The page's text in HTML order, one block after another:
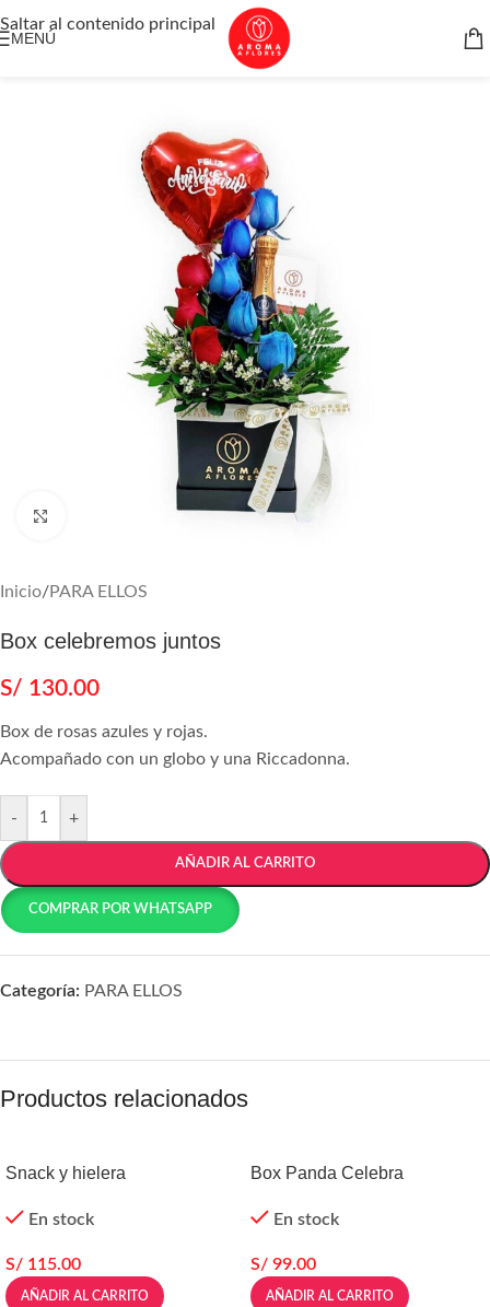
Saltar al contenido principal
MENÚ
Inicio/PARA ELLOS
Box celebremos juntos
S/ 130.00
Box de rosas azules y rojas.
Acompañado con un globo y una Riccadonna.
- +
AÑADIR AL CARRITO
COMPRAR POR WHATSAPP
Categoría: PARA ELLOS
Productos relacionados
Snack y hielera
En stock
S/ 115.00
AÑADIR AL CARRITO
Box Panda Celebra
En stock
S/ 99.00
AÑADIR AL CARRITO